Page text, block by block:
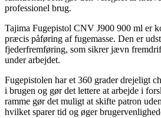
professionel brug.
Tajima Fugepistol CNV J900 900 ml er
præcis påføring af fugemasse. Den er
fjederfremføring, som sikrer jævn
under arbejdet.
Fugepistolen har et 360 grader drejeligt
i brugen og gør det lettere at arbejde i
ramme gør det muligt at skifte patron
hvilket sparer tid og øger